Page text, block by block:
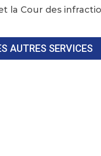
la Cour des
AUTRES SERVICES